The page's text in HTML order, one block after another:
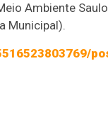
Ambiente
Municipal).